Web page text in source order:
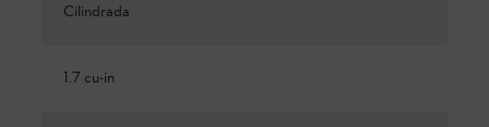
Cilindrada
1.7 cu-in